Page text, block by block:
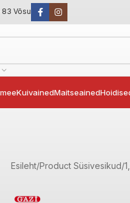
83 Võsu
KuivainedMaitseained
Esileht Product Süsivesikud